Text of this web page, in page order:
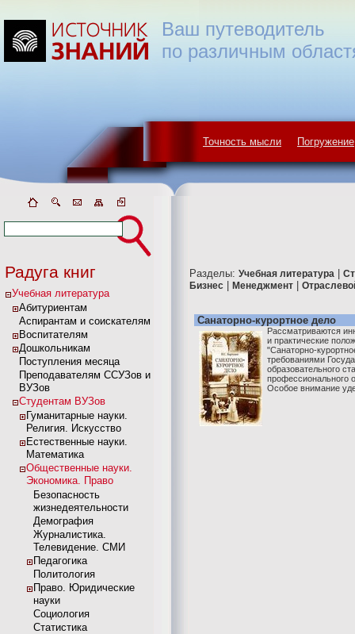
Точность мысли Погружение
Ваш путеводитель
по различным
Радуга книг
Учебная литература
Абитуриентам
Аспирантам и соискателям
Воспитателям
Дошкольникам
Поступления месяца
Преподавателям ССУЗов и
ВУЗов
Студентам ВУЗов
Гуманитарные науки.
Религия. Искусство
Естественные науки.
Математика
Общественные науки.
Экономика. Право
Безопасность
жизнедеятельности
Демография
Журналистика.
Телевидение. СМИ
Педагогика
Политология
Право. Юридические
науки
Социология
Статистика
Разделы: Учебная литература
Бизнес
Менеджмент
Санаторно-курортное дело
Рассматриваются
и практические
"Санаторно-
требованиями
образовательного
профессионального
Особое внимание